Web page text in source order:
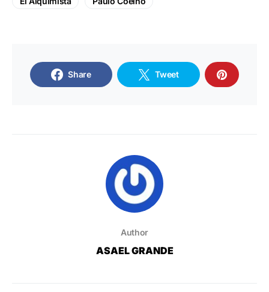
Share Tweet
Author
ASAEL GRANDE